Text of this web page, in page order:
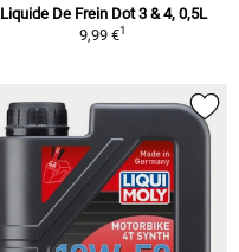
Liquide De Frein Dot 3 & 4, 0,5L
9,99 €1